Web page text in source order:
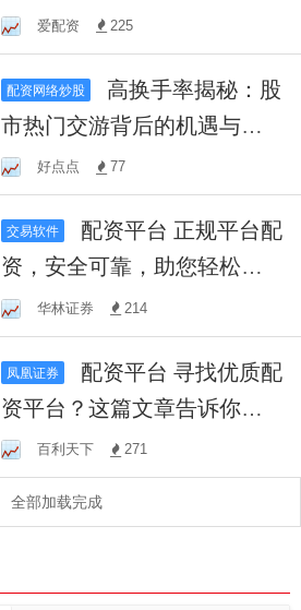
全解析
爱配资 225
配资网络炒股
市热门交游背后的机遇与风
险
好点点 77
交易软件
资，安全可靠，助您轻松投
资！华林证券 214
凤凰证券
资平台？这篇文章告诉你哪
个更靠谱！
百利天下 271
全部加载完成